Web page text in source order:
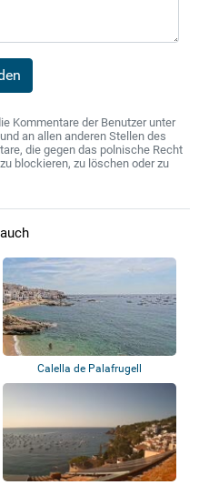
Kommentare der Benutzer unter
an allen anderen Stellen des
die gegen das polnische Recht
blockieren, zu löschen oder zu
Calella de Palafrugell